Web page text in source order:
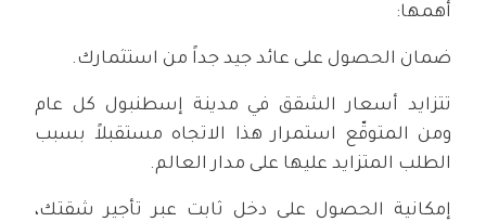
أهمها:
ضمان الحصول على عائد جيد جداً من استثمارك.
تتزايد أسعار الشقق في مدينة إسطنبول كل عام
ومن المتوقّع استمرار هذا الاتجاه مستقبلاً بسبب
الطلب المتزايد عليها على مدار العالم.
إمكانية الحصول على دخل ثابت عبر تأجير شقتك،